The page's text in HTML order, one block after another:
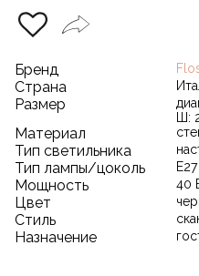
Бренд
Страна
Размер
Ш:
Материал
Тип светильника
Тип лампы/цоколь E27
Мощность 40
Цвет
Стиль
Назначение